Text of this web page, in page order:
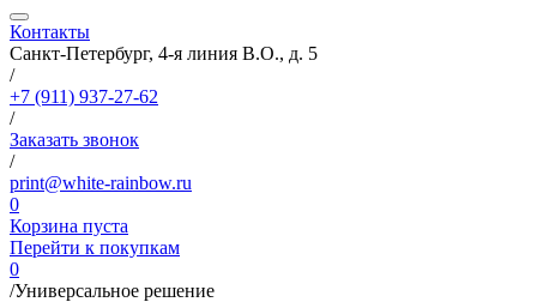
Контакты
Санкт-Петербург, 4-я линия В.О., д. 5
/
+7 (911) 937-27-62
/
Заказать звонок
/
print@white-rainbow.ru
0
Корзина пуста
Перейти к покупкам
0
/Универсальное решение